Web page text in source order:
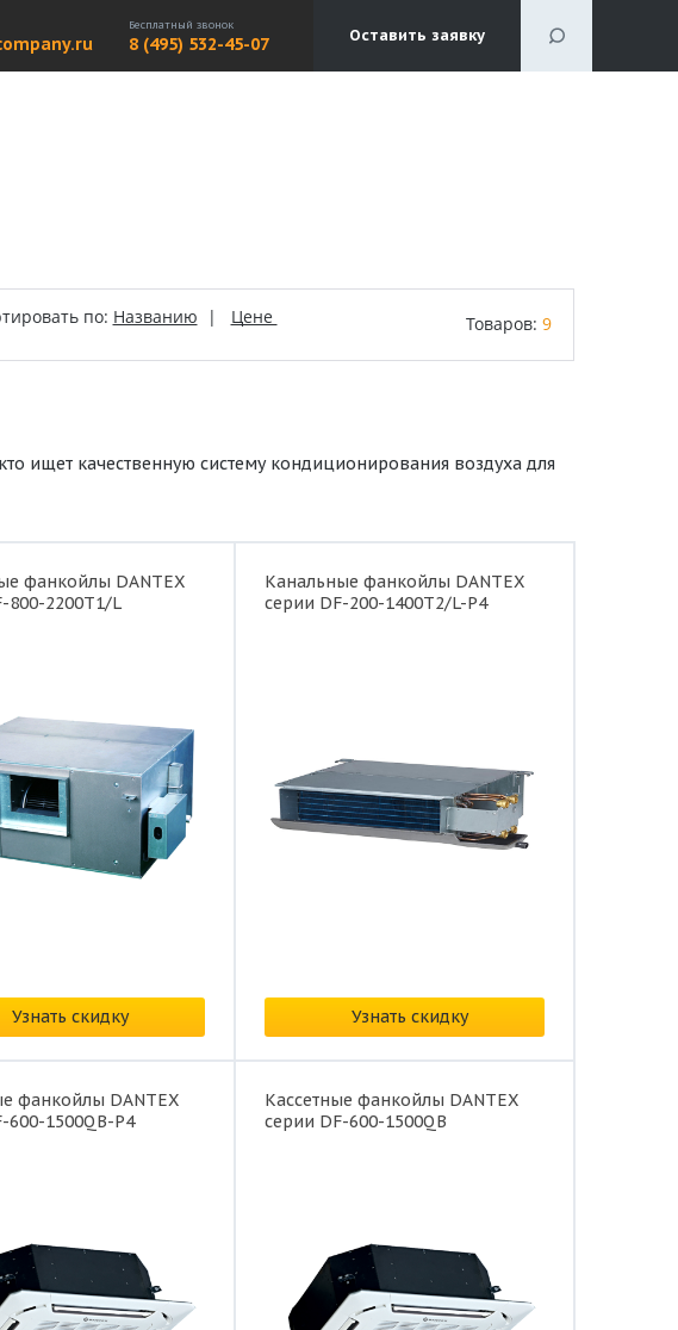
Бесплатный звонок
8 (495) 532-45-07 Оставить заявку
по: Названию | Цене Товаров: 9
ищет качественную систему кондиционирования воздуха для
фанкойлы DANTEX
800-2200T1/L
Узнать скидку
Канальные фанкойлы DANTEX
серии DF-200-1400T2/L-P4
Узнать скидку
фанкойлы DANTEX
600-1500QB-P4
Кассетные фанкойлы DANTEX
серии DF-600-1500QB